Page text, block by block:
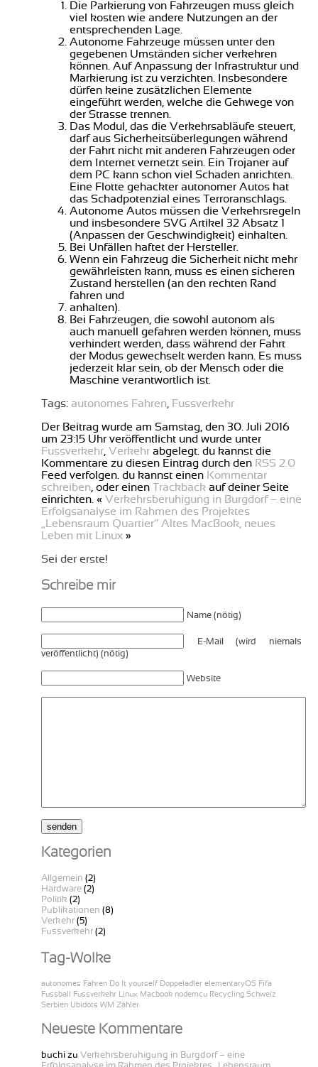
Die Parkierung von Fahrzeugen muss gleich
viel kosten wie andere Nutzungen an der
entsprechenden Lage.
Autonome Fahrzeuge müssen unter den
gegebenen Umständen sicher verkehren
können. Auf Anpassung der Infrastruktur und
Markierung ist zu verzichten. Insbesondere
dürfen keine zusätzlichen Elemente
eingeführt werden, welche die Gehwege von
der Strasse trennen.
Das Modul, das die Verkehrsabläufe steuert,
darf aus Sicherheitsüberlegungen während
der Fahrt nicht mit anderen Fahrzeugen oder
dem Internet vernetzt sein. Ein Trojaner auf
dem PC kann schon viel Schaden anrichten.
Eine Flotte gehackter autonomer Autos hat
das Schadpotenzial eines Terroranschlags.
Autonome Autos müssen die Verkehrsregeln
und insbesondere SVG Artikel 32 Absatz 1
(Anpassen der Geschwindigkeit) einhalten.
Bei Unfällen haftet der Hersteller.
Wenn ein Fahrzeug die Sicherheit nicht mehr
gewährleisten kann, muss es einen sicheren
Zustand herstellen (an den rechten Rand
fahren und
anhalten).
Bei Fahrzeugen, die sowohl autonom als
auch manuell gefahren werden können, muss
verhindert werden, dass während der Fahrt
der Modus gewechselt werden kann. Es muss
jederzeit klar sein, ob der Mensch oder die
Maschine verantwortlich ist.
Tags: autonomes Fahren, Fussverkehr
Der Beitrag wurde am Samstag, den 30. Juli 2016
um 23:15 Uhr veröffentlicht und wurde unter
Fussverkehr, Verkehr abgelegt. du kannst die
Kommentare zu diesen Eintrag durch den RSS 2.0
Feed verfolgen. du kannst einen Kommentar
schreiben, oder einen Trackback auf deiner Seite
einrichten. « Verkehrsberuhigung in Burgdorf – eine
Erfolgsanalyse im Rahmen des Projektes
„Lebensraum Quartier“ Altes MacBook, neues
Leben mit Linux »
Sei der erste!
Schreibe mir
Name (nötig)
E-Mail (wird niemals
veröffentlicht) (nötig)
Website
Kategorien
Allgemein (2)
Hardware (2)
Politik (2)
Publikationen (8)
Verkehr (5)
Fussverkehr (2)
Tag-Wolke
autonomes Fahren Do It yourself Doppeladler elementaryOS Fifa
Fussball
Fussverkehr Linux Macbook nodemcu Recycling Schweiz
Serbien Ubidots WM Zähler
Neueste Kommentare
buchi zu Verkehrsberuhigung in Burgdorf – eine